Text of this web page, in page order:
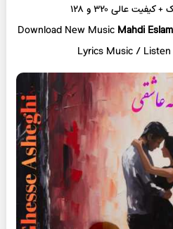
عالی ۳۲۰ و ۱۲۸
Download New Music Mahdi
Lyrics Music /